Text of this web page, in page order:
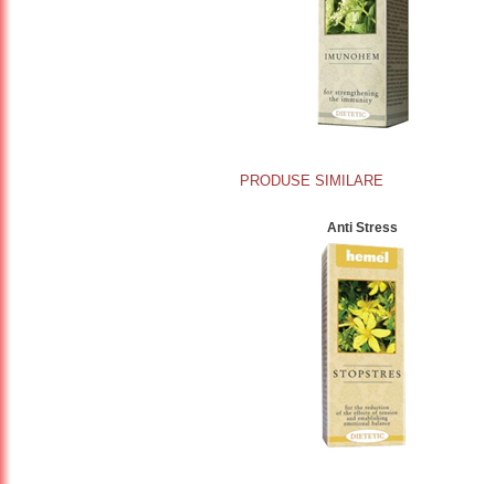
PRODUSE SIMILARE
Anti Stress